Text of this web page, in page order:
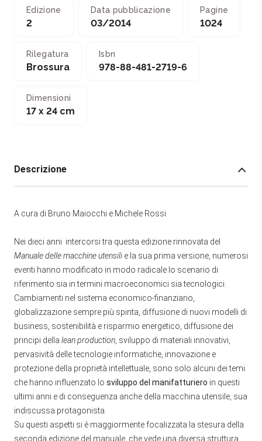
Edizione
2
Data pubblicazione
03/2014
Pagine
1024
Rilegatura
Brossura
Isbn
978-88-481-2719-6
Dimensioni
17 x 24 cm
Descrizione
A cura di Bruno Maiocchi e Michele Rossi
Nei dieci anni intercorsi tra questa edizione rinnovata del
Manuale delle macchine utensili e la sua prima versione, numerosi
eventi hanno modificato in modo radicale lo scenario di
riferimento sia in termini macroeconomici sia tecnologici.
Cambiamenti nel sistema economico-finanziario,
globalizzazione sempre più spinta, diffusione di nuovi modelli di
business, sostenibilità e risparmio energetico, diffusione dei
principi della lean production , sviluppo di materiali innovativi,
pervasività delle tecnologie informatiche, innovazione e
protezione della proprietà intellettuale, sono solo alcuni dei temi
che hanno influenzato lo sviluppo del manifatturiero in questi
ultimi anni e di conseguenza anche della macchina utensile, sua
indiscussa protagonista.
Su questi aspetti si è maggiormente focalizzata la stesura della
seconda edizione del manuale, che vede una diversa struttura